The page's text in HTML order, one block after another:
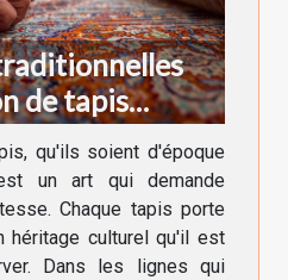
de tapis
qu'ils soient d'époque
un art qui demande
Chaque tapis porte
héritage culturel qu'il est
Dans les lignes qui